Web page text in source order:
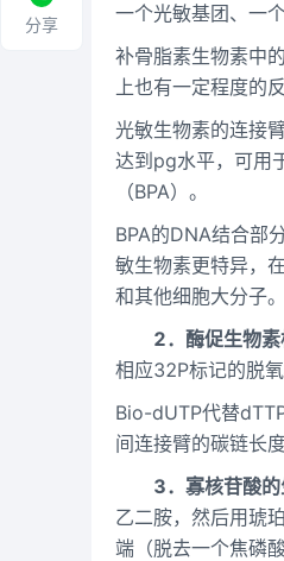
分享
一个光敏基团、一
补骨脂素生物素中
上也有一定程度的反
光敏生物素的连接
达到pg水平，可用
（BPA）。
BPA的DNA结合部
敏生物素更特异，
和其他细胞大分子。
2．酶促生物
相应32P标记的脱
Bio-dUTP代替
间连接臂的碳链长
3．寡核苷酸的
乙二胺，然后用琥
端（脱去一个焦磷酸